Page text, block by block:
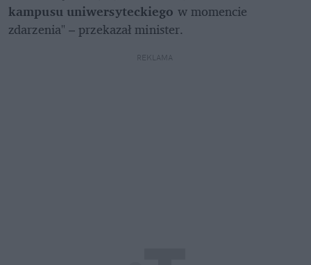
kampusu uniwersyteckiego w momencie
zdarzenia" – przekazał minister.
REKLAMA